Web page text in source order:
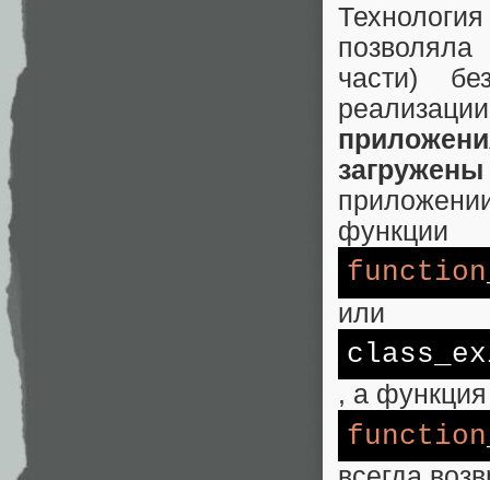
части)
функции
function
или
, а функция
function